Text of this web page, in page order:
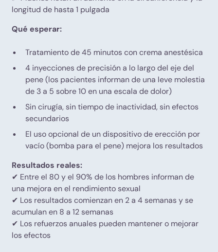
longitud de hasta 1 pulgada
Qué esperar:
Tratamiento de 45 minutos con crema anestésica
4 inyecciones de precisión a lo largo del eje del
pene (los pacientes informan de una leve molestia
de 3 a 5 sobre 10 en una escala de dolor)
Sin cirugía, sin tiempo de inactividad, sin efectos
secundarios
El uso opcional de un dispositivo de erección por
vacío (bomba para el pene) mejora los resultados
Resultados reales:
✔ Entre el 80 y el 90% de los hombres informan de
una mejora en el rendimiento sexual
✔ Los resultados comienzan en 2 a 4 semanas y se
acumulan en 8 a 12 semanas
✔ Los refuerzos anuales pueden mantener o mejorar
los efectos